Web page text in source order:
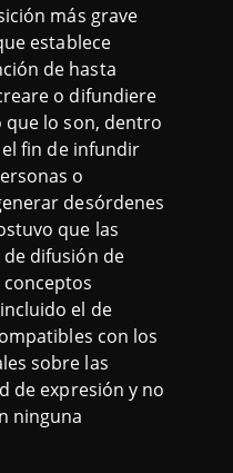
más grave
establece
de hasta
o difundiere
que lo son, dentro
fin de infundir
o
desórdenes
que las
difusión de
el de
con los
sobre las
de expresión y no
ninguna